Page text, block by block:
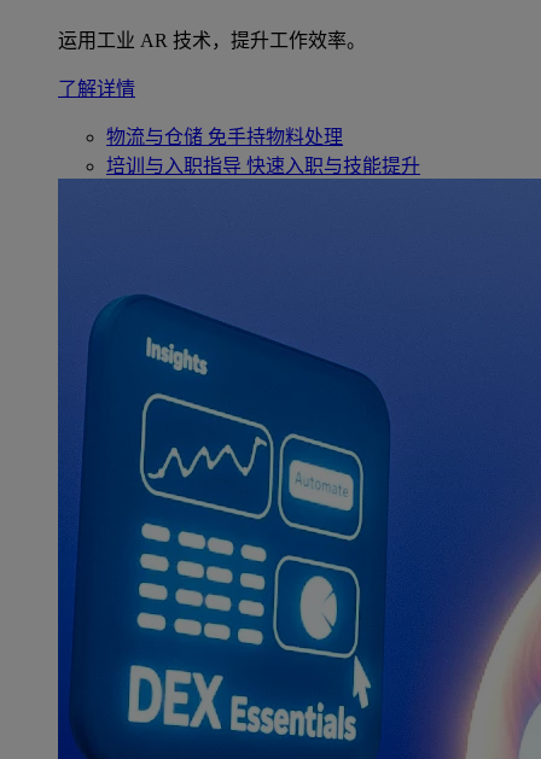
运用工业 AR 技术，提升工作效率。
了解详情
物流与仓储 免手持物料处理
培训与入职指导 快速入职与技能提升